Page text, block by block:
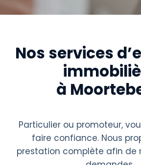
Nos services
à
Particulier ou promoteur,
faire confiance. Nous
prestation complète afin de